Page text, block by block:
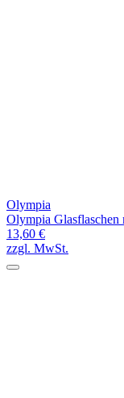
Olympia
Olympia
13,60 €
zzgl. MwSt.